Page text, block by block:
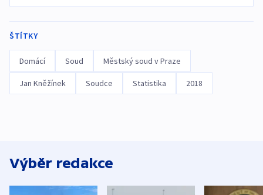
ŠTÍTKY
Domácí Soud Městský soud v Praze
Jan Kněžínek Soudce Statistika 2018
Výběr redakce